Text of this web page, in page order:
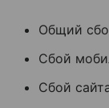
Общий
Сбой
Сбой